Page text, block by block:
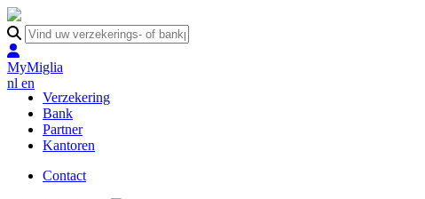
MyMiglia
nl en
Verzekering
Bank
Partner
Kantoren
Contact